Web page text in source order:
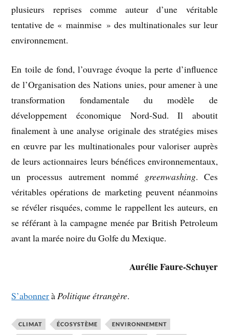
plusieurs reprises comme auteur d’une véritable
tentative de « mainmise » des multinationales sur leur
environnement.
En toile de fond, l’ouvrage évoque la perte d’influence
de l’Organisation des Nations unies, pour amener à une
transformation fondamentale du modèle de
développement économique Nord-Sud. Il aboutit
finalement à une analyse originale des stratégies mises
en œuvre par les multinationales pour valoriser auprès
de leurs actionnaires leurs bénéfices environnementaux,
un processus autrement nommé greenwashing. Ces
véritables opérations de marketing peuvent néanmoins
se révéler risquées, comme le rappellent les auteurs, en
se référant à la campagne menée par British Petroleum
avant la marée noire du Golfe du Mexique.
Aurélie Faure-Schuyer
S’abonneràPolitique étrangère.
CLIMAT ÉCOSYSTÈME ENVIRONNEMENT